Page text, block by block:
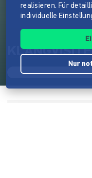
KLANGVISITE
realisieren. Für
individuelle
Nur